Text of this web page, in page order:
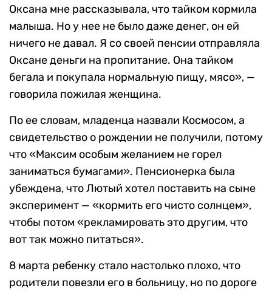
Оксана мне рассказывала, что тайком кормила
малыша. Но у нее не было даже денег, он ей
ничего не давал. Я со своей пенсии отправляла
Оксане деньги на пропитание. Она тайком
бегала и покупала нормальную пищу, мясо», —
говорила пожилая женщина.
По ее словам, младенца назвали Космосом, а
свидетельство о рождении не получили, потому
что «Максим особым желанием не горел
заниматься бумагами». Пенсионерка была
убеждена, что Лютый хотел поставить на сыне
эксперимент — «кормить его чисто солнцем»,
чтобы потом «рекламировать это другим, что
вот так можно питаться».
8 марта ребенку стало настолько плохо, что
родители повезли его в больницу, но по дороге